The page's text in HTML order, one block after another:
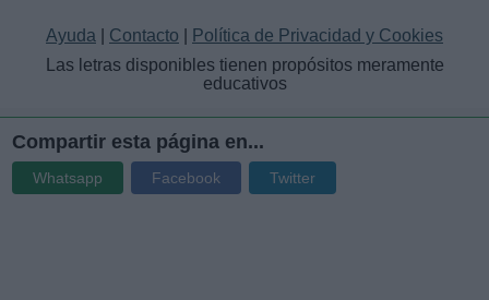
Ayuda Contacto
Política de Privacidad y Cookies
Las letras disponibles tienen propósitos meramente
educativos
Compartir esta página en...
Whatsapp Facebook Twitter